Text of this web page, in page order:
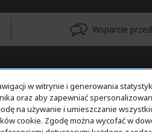
Wsparcie
w witrynie i generowania statystyk
oraz aby zapewniać
na używanie i umieszczanie
cookie. Zgodę można wycofać w